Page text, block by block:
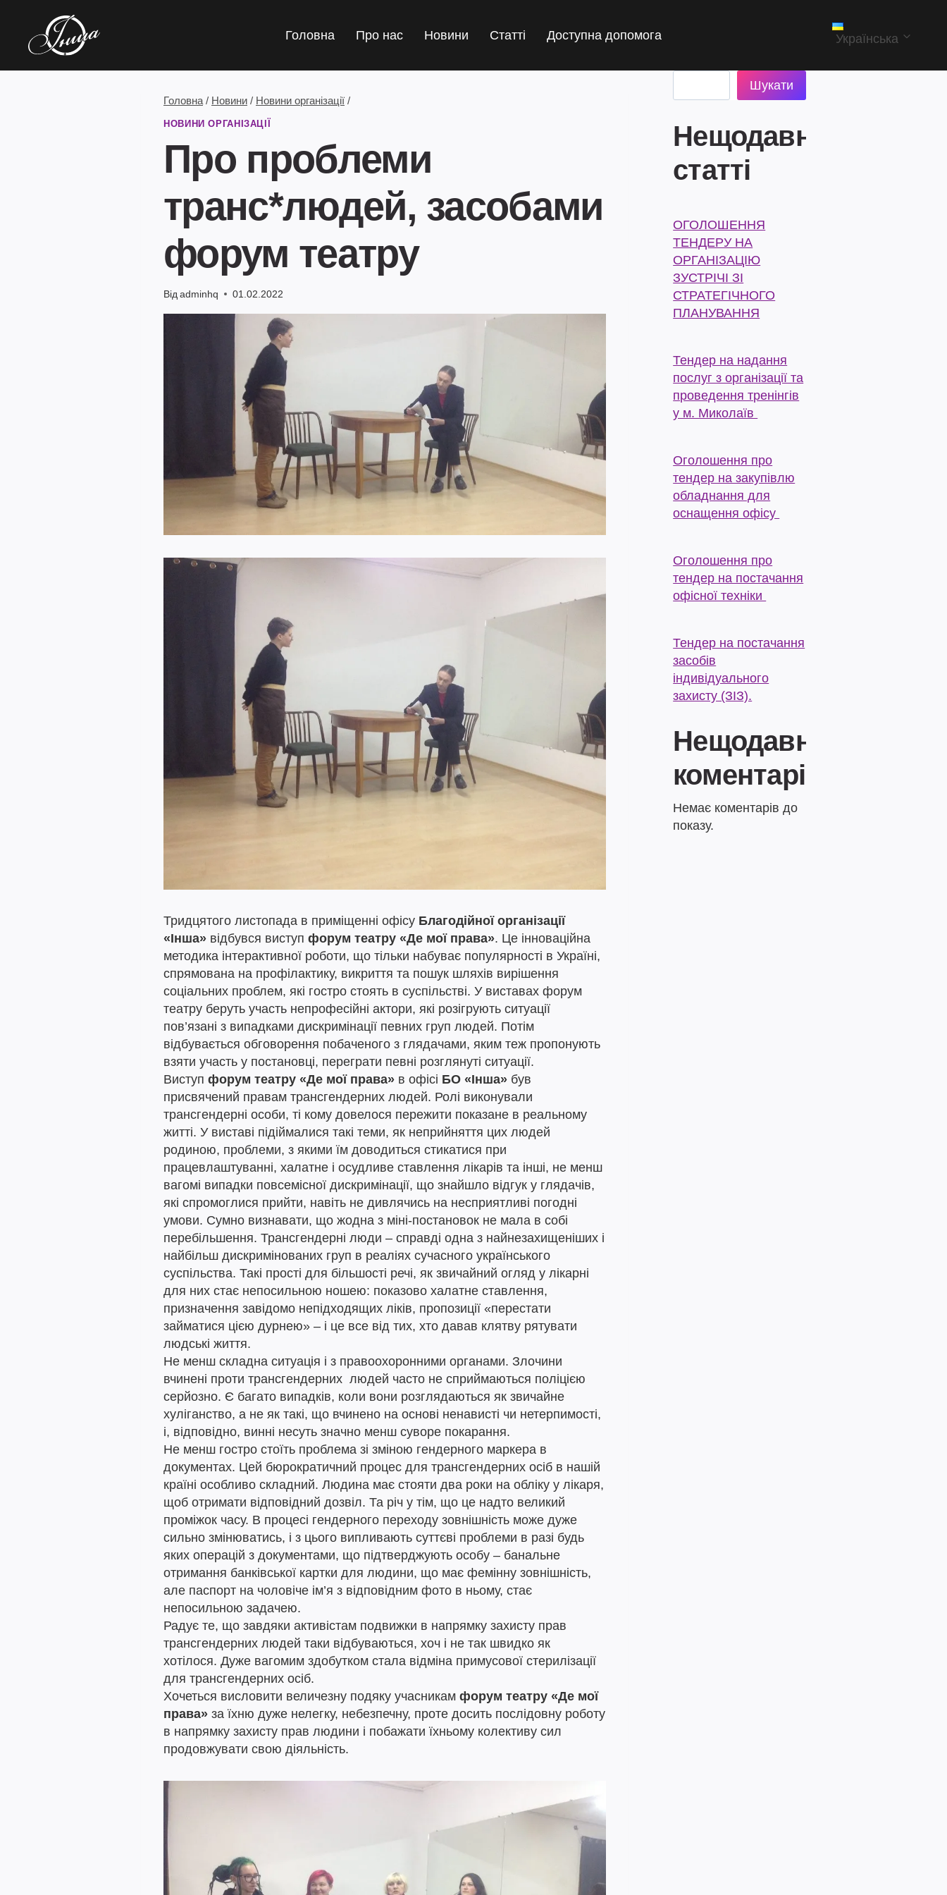
вмісту
Головна Про нас Новини Статті Доступна допомога Українська
Головна / Новини / Новини організації /
НОВИНИ ОРГАНІЗАЦІЇ
Про проблеми
транс*людей, засобами
форум театру
Від adminhq 01.02.2022
Тридцятого листопада в приміщенні офісу Благодійної організації
«Інша» відбувся виступ форум театру «Де мої права». Це інноваційна
методика інтерактивної роботи, що тільки набуває популярності в Україні,
спрямована на профілактику, викриття та пошук шляхів вирішення
соціальних проблем, які гостро стоять в суспільстві. У виставах форум
театру беруть участь непрофесійні актори, які розігрують ситуації
пов’язані з випадками дискримінації певних груп людей. Потім
відбувається обговорення побаченого з глядачами, яким теж пропонують
взяти участь у постановці, переграти певні розглянуті ситуації.
Виступ форум театру «Де мої права» в офісі БО «Інша» був
присвячений правам трансгендерних людей. Ролі виконували
трансгендерні особи, ті кому довелося пережити показане в реальному
житті. У виставі підіймалися такі теми, як неприйняття цих людей
родиною, проблеми, з якими їм доводиться стикатися при
працевлаштуванні, халатне і осудливе ставлення лікарів та інші, не менш
вагомі випадки повсемісної дискримінації, що знайшло відгук у глядачів,
які спромоглися прийти, навіть не дивлячись на несприятливі погодні
умови. Сумно визнавати, що жодна з міні-постановок не мала в собі
перебільшення. Трансгендерні люди – справді одна з найнезахищеніших і
найбільш дискримінованих груп в реаліях сучасного українського
суспільства. Такі прості для більшості речі, як звичайний огляд у лікарні
для них стає непосильною ношею: показово халатне ставлення,
призначення завідомо непідходящих ліків, пропозиції «перестати
займатися цією дурнею» – і це все від тих, хто давав клятву рятувати
людські життя.
Не менш складна ситуація і з правоохоронними органами. Злочини
вчинені проти трансгендерних людей часто не сприймаються поліцією
серйозно. Є багато випадків, коли вони розглядаються як звичайне
хуліганство, а не як такі, що вчинено на основі ненависті чи нетерпимості,
і, відповідно, винні несуть значно менш суворе покарання.
Не менш гостро стоїть проблема зі зміною гендерного маркера в
документах. Цей бюрократичний процес для трансгендерних осіб в нашій
країні особливо складний. Людина має стояти два роки на обліку у лікаря,
щоб отримати відповідний дозвіл. Та річ у тім, що це надто великий
проміжок часу. В процесі гендерного переходу зовнішність може дуже
сильно змінюватись, і з цього випливають суттєві проблеми в разі будь
яких операцій з документами, що підтверджують особу – банальне
отримання банківської картки для людини, що має фемінну зовнішність,
але паспорт на чоловіче ім’я з відповідним фото в ньому, стає
непосильною задачею.
Радує те, що завдяки активістам подвижки в напрямку захисту прав
трансгендерних людей таки відбуваються, хоч і не так швидко як
хотілося. Дуже вагомим здобутком стала відміна примусової стерилізації
для трансгендерних осіб.
Хочеться висловити величезну подяку учасникам форум театру «Де мої
права» за їхню дуже нелегку, небезпечну, проте досить послідовну роботу
в напрямку захисту прав людини і побажати їхньому колективу сил
продовжувати свою діяльність.
Шукати
Нещодавні
статті
ОГОЛОШЕННЯ
ТЕНДЕРУ НА
ОРГАНІЗАЦІЮ
ЗУСТРІЧІ ЗІ
СТРАТЕГІЧНОГО
ПЛАНУВАННЯ
Тендер на надання
послуг з організації та
проведення тренінгів
у м. Миколаїв
Оголошення про
тендер на закупівлю
обладнання для
оснащення офісу
Оголошення про
тендер на постачання
офісної техніки
Тендер на постачання
засобів
індивідуального
захисту (ЗІЗ).
Нещодавні
коментарі
Немає коментарів до
показу.